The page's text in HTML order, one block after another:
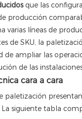
que las
producción
varias líneas de
de SKU, la
de ampliar las
de las
cara a cara
paletización
La siguiente tabla